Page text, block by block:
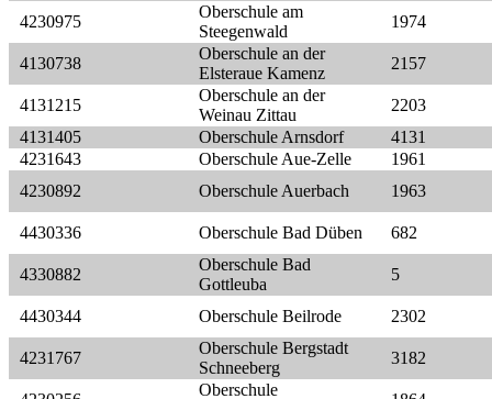
4230975
Oberschule am
Steegenwald
1974
4130738
Oberschule an der
Elsteraue Kamenz
2157
4131215
Oberschule an der
Weinau Zittau
2203
4131405
Oberschule Arnsdorf
4131
4231643
Oberschule Aue-Zelle
1961
4230892
Oberschule Auerbach 1963
4430336 Oberschule Bad Düben 682
4330882
Oberschule Bad
Gottleuba
5
4430344 Oberschule Beilrode 2302
4231767
Oberschule Bergstadt
Schneeberg
3182
Oberschule